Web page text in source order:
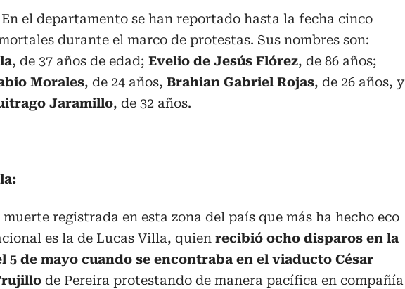
En el departamento se han reportado hasta la fecha cinco
durante el marco de protestas. Sus nombres son:
, de 37 años de edad; Evelio de Jesús Flórez, de 86 años;
Morales, de 24 años, Brahian Gabriel Rojas, de 26 años, y
Jaramillo, de 32 años.
muerte registrada en esta zona del país que más ha hecho eco
es la de Lucas Villa, quien recibió ocho disparos en la
5 de mayo cuando se encontraba en el viaducto César
de Pereira protestando de manera pacífica en compañía